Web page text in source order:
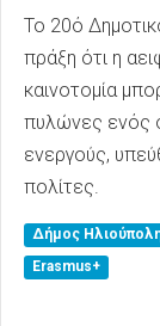
Το 20ό
πράξη ότι η
καινοτομία
πυλώνες ενός
ενεργούς,
πολίτες.
Δήμος
Erasmus+